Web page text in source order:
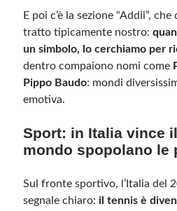
E poi c’è la sezione “Addii”,
tratto tipicamente nostro:
un simbolo, lo cerchiamo per
dentro compaiono nomi come
Pippo Baudo: mondi
emotiva.
Sport: in Italia vince
mondo spopolano le
Sul fronte sportivo, l’Italia del
segnale chiaro:il tennis è